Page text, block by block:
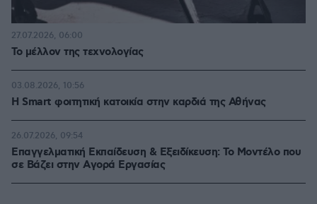
Το μέλλον της τεχνολογίας
27.07.2026, 06:00
Η Smart φοιτητική κατοικία στην καρδιά της Αθήνας
03.08.2026, 10:56
Επαγγελματική Εκπαίδευση & Εξειδίκευση: Το Mοντέλο που
σε Bάζει στην Aγορά Eργασίας
26.07.2026, 09:54